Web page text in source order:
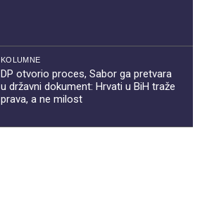
KOLUMNE
DP otvorio proces, Sabor ga pretvara
u državni dokument: Hrvati u BiH traže
prava, a ne milost